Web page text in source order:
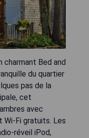
charmant Bed and
du quartier
pas de la
cet
avec
Wi-Fi gratuits. Les
réveil iPod,